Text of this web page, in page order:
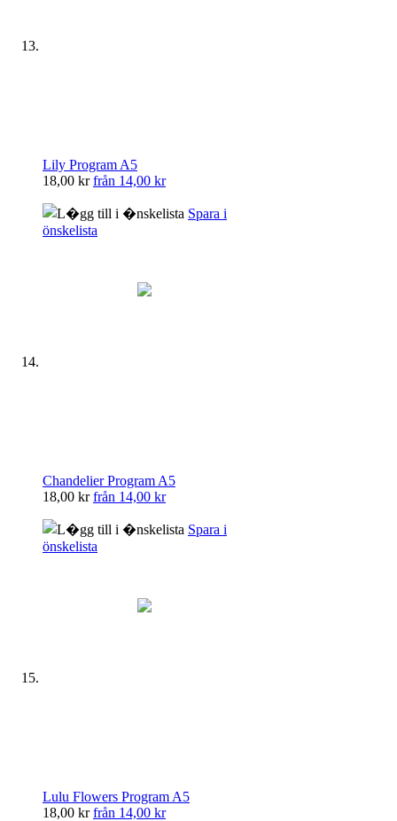
Lily Program A5
18,00 kr från 14,00 kr
Spara i
önskelista
Chandelier Program A5
18,00 kr från 14,00 kr
Spara i
önskelista
Lulu Flowers Program A5
18,00 kr från 14,00 kr